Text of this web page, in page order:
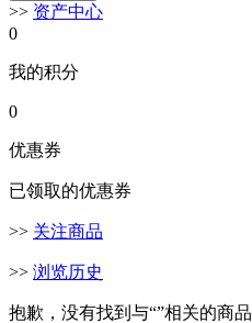
>> 资产中心
0
我的积分
0
优惠券
已领取的优惠券
>> 关注商品
>> 浏览历史
抱歉，没有找到与“”相关的商品